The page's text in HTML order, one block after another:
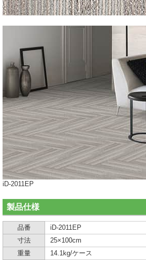
iD-2011EP
製品仕様
品番
iD-2011EP
寸法
25×100cm
重量
14.1kg/ケース